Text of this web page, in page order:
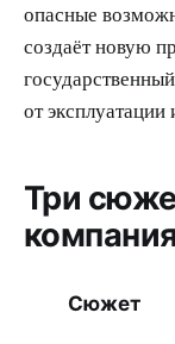
опасные
создаёт новую
от
Три
Сюжет